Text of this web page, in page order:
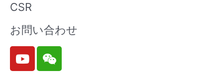
CSR
お問い合わせ
Y
o
W
e